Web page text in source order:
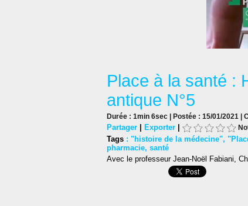
Place à la santé :
antique N°5
Durée : 1min 6sec | Postée : 15/01/2021 |
Partager | Exporter |
Tags : "histoire de la médecine",
pharmacie, santé
Avec le professeur Jean-Noël Fabiani,